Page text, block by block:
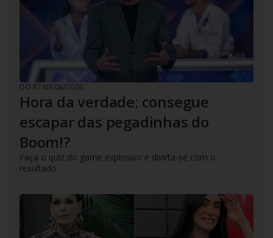
DO R7/03/06/2026
Hora da verdade: consegue
escapar das pegadinhas do
Boom!?
Faça o quiz do game explosivo e divirta-se com o
resultado